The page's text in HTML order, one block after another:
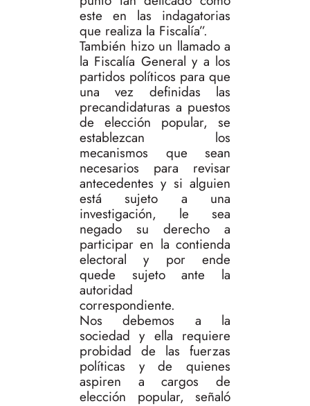
este en las indagatorias
que realiza la Fiscalía”.
También hizo un llamado a
la Fiscalía General y a los
partidos políticos para que
una vez definidas las
precandidaturas a puestos
de elección popular, se
establezcan los
mecanismos que sean
necesarios para revisar
antecedentes y si alguien
está sujeto a una
investigación, le sea
negado su derecho a
participar en la contienda
electoral y por ende
quede sujeto ante la
autoridad
correspondiente.
Nos debemos a la
sociedad y ella requiere
probidad de las fuerzas
políticas y de quienes
aspiren a cargos de
elección popular, señaló